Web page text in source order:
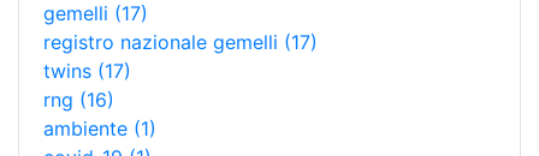
gemelli (17)
registro nazionale gemelli (17)
twins (17)
rng (16)
ambiente (1)